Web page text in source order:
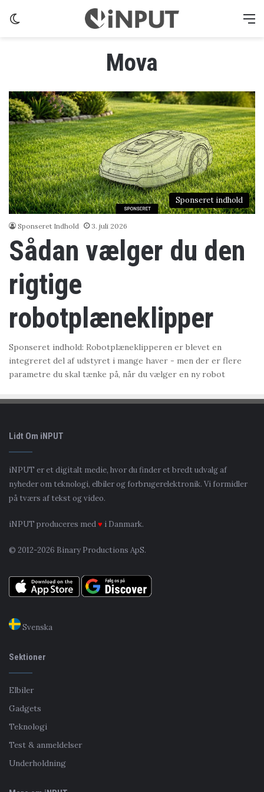
Mova
Sponseret indhold
Sponseret Indhold 3. juli 2026
Sådan vælger du den
rigtige
robotplæneklipper
Sponseret indhold: Robotplæneklipperen er blevet en
integreret del af udstyret i mange haver - men der er flere
parametre du skal tænke på, når du vælger en ny robot
Lidt Om iNPUT
iNPUT er et digitalt medie, hvor du finder et bredt udvalg af
nyheder om teknologi, elbiler og forbrugerelektronik. Vi formidler
på tværs af tekst og video.
iNPUT produceres med♥ i Danmark.
© 2012-2026 Binary Productions ApS.
Svenska
Sektioner
Elbiler
Gadgets
Teknologi
Test & anmeldelser
Underholdning